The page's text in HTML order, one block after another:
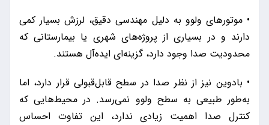
• موتورهای ولوو به دلیل مهندسی دقیق، لرزش بسیار کمی
دارند و در بسیاری از پروژه‌های شهری یا بیمارستانی که
محدودیت صدا وجود دارد، گزینه‌ای ایده‌آل هستند.
• بادوین نیز از نظر صدا در سطح قابل‌قبولی قرار دارد، اما
به‌طور طبیعی به سطح ولوو نمی‌رسد. در محیط‌هایی که
کنترل صدا اهمیت زیادی ندارد، این تفاوت احساس